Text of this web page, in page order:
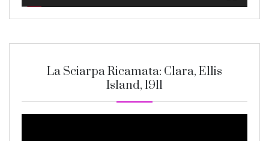
La Sciarpa Ricamata: Clara, Ellis
Island, 1911